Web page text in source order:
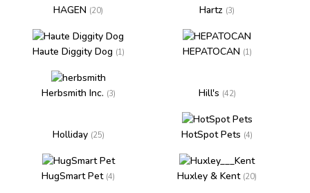
HAGEN (20) Hartz (3)
Haute Diggity Dog (1) HEPATOCAN (1)
Herbsmith Inc. (3) Hill's (42)
Holliday (25) HotSpot Pets (4)
HugSmart Pet (4) Huxley & Kent (20)